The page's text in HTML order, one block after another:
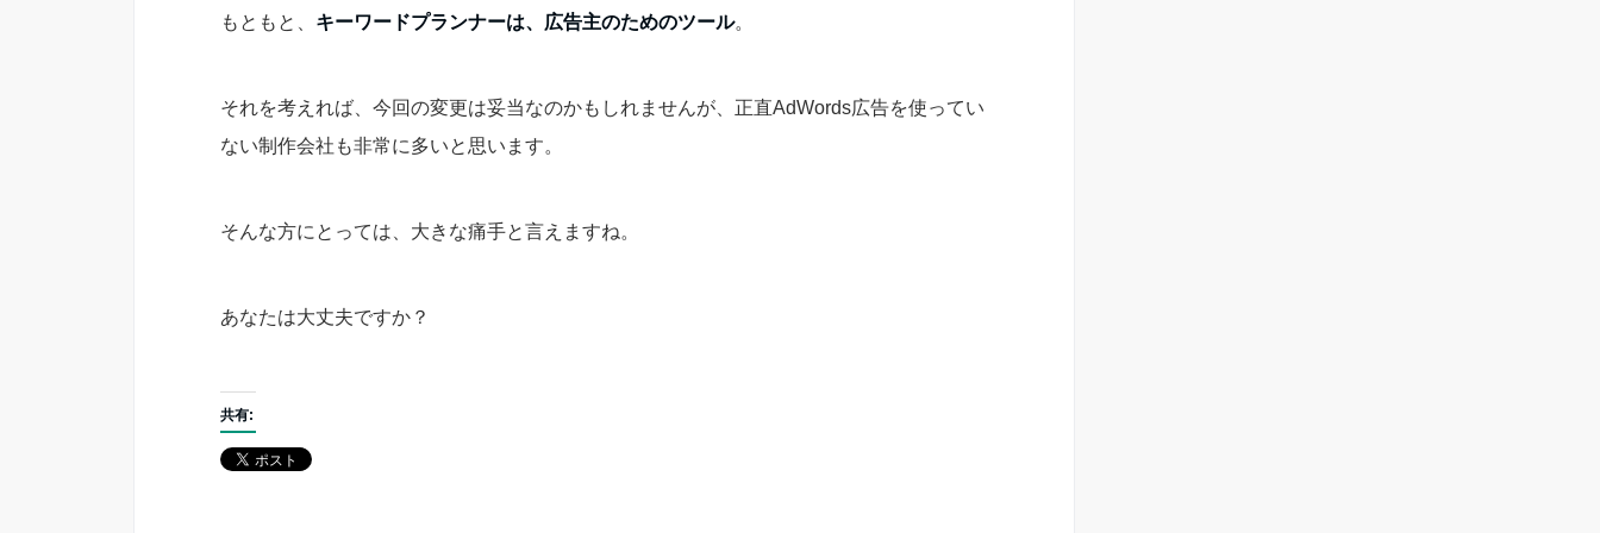
もともと、 キーワードプランナーは、広告主のためのツール。
それを考えれば、今回の変更は妥当なのかもしれませんが、正直AdWords広告を使ってい
ない制作会社も非常に多いと思います。
そんな方にとっては、大きな痛手と言えますね。
あなたは大丈夫ですか？
共有: